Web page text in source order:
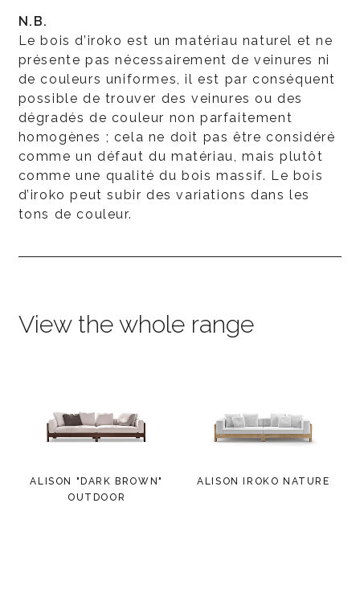
N.B.
Le bois d’iroko est un matériau naturel et ne
présente pas nécessairement de veinures ni
de couleurs uniformes, il est par conséquent
possible de trouver des veinures ou des
dégradés de couleur non parfaitement
homogènes ; cela ne doit pas être considéré
comme un défaut du matériau, mais plutôt
comme une qualité du bois massif. Le bois
d’iroko peut subir des variations dans les
tons de couleur.
View the whole range
ALISON "DARK BROWN"
OUTDOOR
ALISON IROKO NATURE